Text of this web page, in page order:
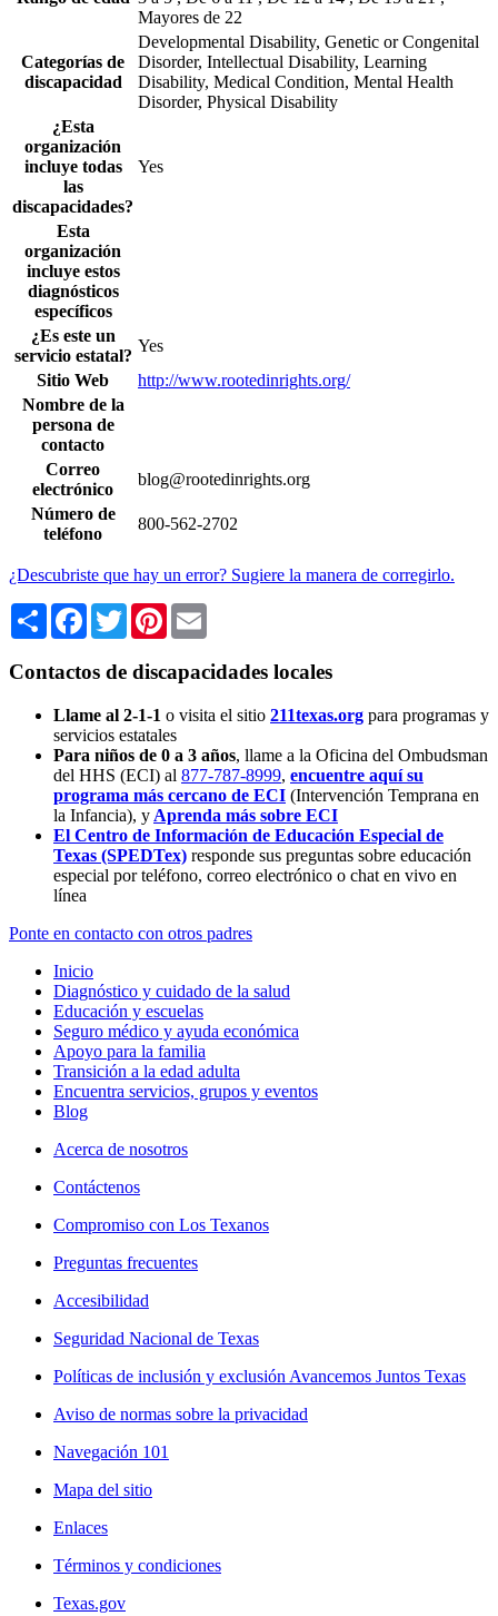
Mayores de 22
Categorías de
discapacidad
Developmental Disability, Genetic or Congenital
Disorder, Intellectual Disability, Learning
Disability, Medical Condition, Mental Health
Disorder, Physical Disability
¿Esta
organización
incluye todas
las
discapacidades?
Yes
Esta
organización
incluye estos
diagnósticos
específicos
¿Es este un
servicio estatal?
Yes
Sitio Web
http://www.rootedinrights.org/
Nombre de la
persona de
contacto
Correo
electrónico
blog@rootedinrights.org
Número de
teléfono
800-562-2702
¿Descubriste que hay un error? Sugiere la manera de corregirlo.
Share Facebook
TwitterPinterest
Contactos de discapacidades locales
Llame al 2-1-1 o visita el sitio 211texas.org para programas y
servicios estatales
Para niños de 0 a 3 años, llame a la Oficina del Ombudsman
del HHS (ECI) al 877-787-8999, encuentre aquí su
programa más cercano de ECI (Intervención Temprana en
la Infancia), y Aprenda más sobre ECI
El Centro de Información de Educación Especial de
Texas (SPEDTex) responde sus preguntas sobre educación
especial por teléfono, correo electrónico o chat en vivo en
línea
Ponte en contacto con otros padres
Inicio
Diagnóstico y cuidado de la salud
Educación y escuelas
Seguro médico y ayuda económica
Apoyo para la familia
Transición a la edad adulta
Encuentra servicios, grupos y eventos
Blog
Acerca de nosotros
Contáctenos
Compromiso con Los Texanos
Preguntas frecuentes
Accesibilidad
Seguridad Nacional de Texas
Políticas de inclusión y exclusión Avancemos Juntos Texas
Aviso de normas sobre la privacidad
Navegación 101
Mapa del sitio
Enlaces
Términos y condiciones
Texas.gov